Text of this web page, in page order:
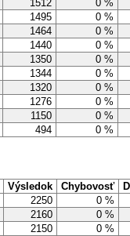
1512
0 %
1495
0 %
1464
0 %
1440
0 %
1350
0 %
1344
0 %
1320
0 %
1276
0 %
1150
0 %
494 0 %
Výsledok Chybovosť
2250
0 %
2160
0 %
2150
0 %